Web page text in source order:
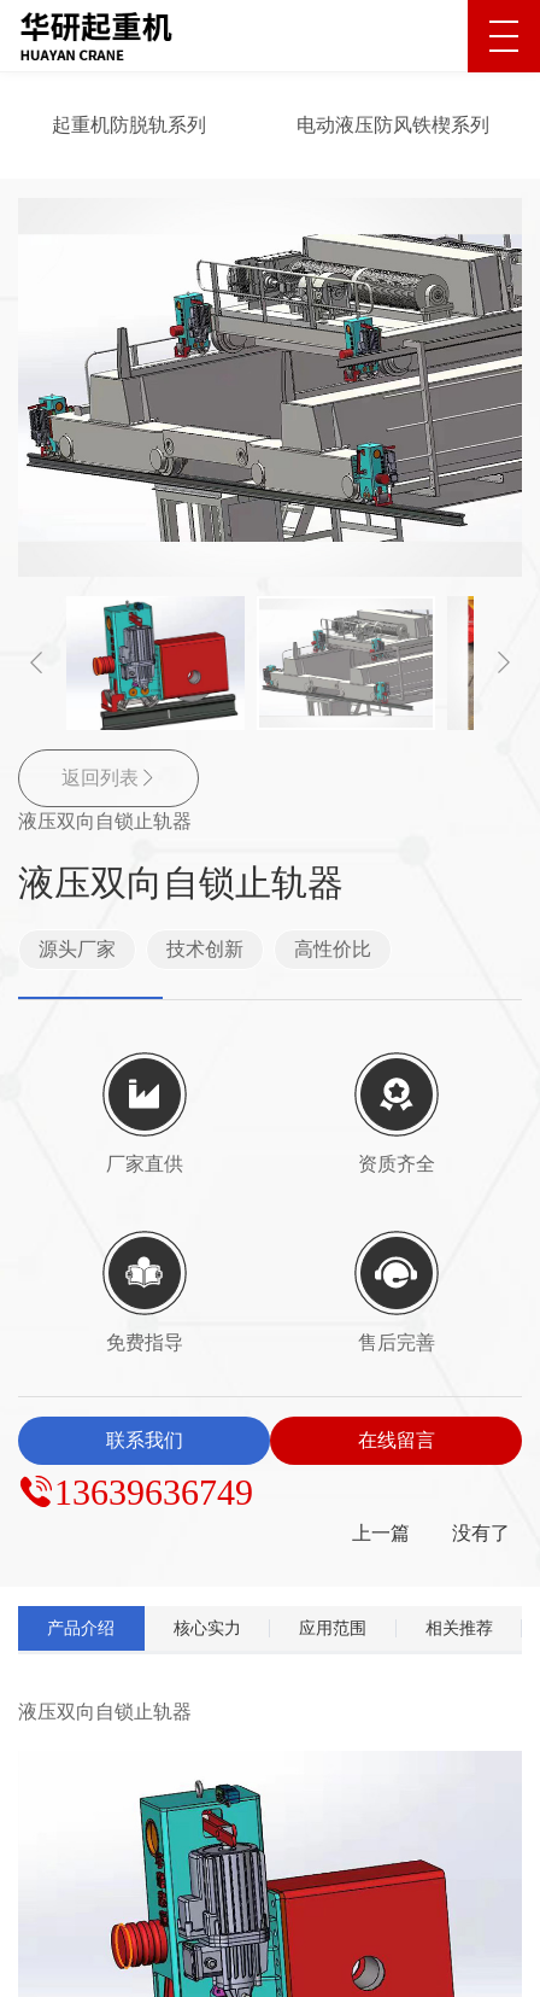
起重机防脱轨系列 电动液压防风铁楔系列
返回列表
液压双向自锁止轨器
液压双向自锁止轨器
源头厂家 技术创新 高性价比
厂家直供 资质齐全
免费指导 售后完善
联系我们 在线留言
13639636749
上一篇 没有了
产品介绍 核心实力 应用范围 相关推荐
液压双向自锁止轨器